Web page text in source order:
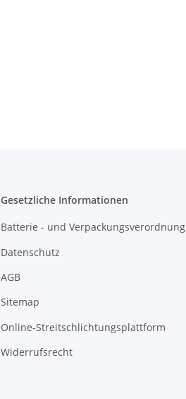
Gesetzliche Informationen
Batterie - und Verpackungsverordnung
Datenschutz
AGB
Sitemap
Online-Streitschlichtungsplattform
Widerrufsrecht